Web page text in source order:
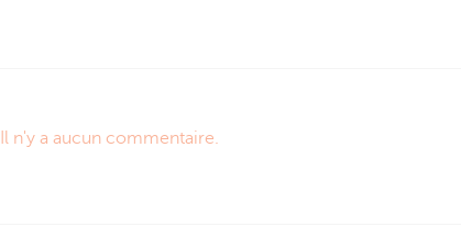
Il n'y a aucun commentaire.